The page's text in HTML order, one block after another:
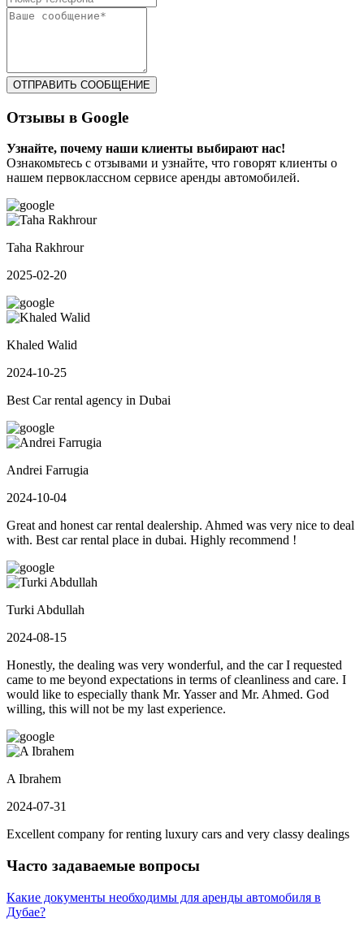
ОТПРАВИТЬ СООБЩЕНИЕ
Отзывы в Google
Узнайте, почему наши клиенты выбирают нас!
Ознакомьтесь с отзывами и узнайте, что говорят клиенты о
нашем первоклассном сервисе аренды автомобилей.
Taha Rakhrour
2025-02-20
Khaled Walid
2024-10-25
Best Car rental agency in Dubai
Andrei Farrugia
2024-10-04
Great and honest car rental dealership. Ahmed was very nice to deal
with. Best car rental place in dubai. Highly recommend !
Turki Abdullah
2024-08-15
Honestly, the dealing was very wonderful, and the car I requested
came to me beyond expectations in terms of cleanliness and care. I
would like to especially thank Mr. Yasser and Mr. Ahmed. God
willing, this will not be my last experience.
A Ibrahem
2024-07-31
Excellent company for renting luxury cars and very classy dealings
Часто задаваемые вопросы
Какие документы необходимы для аренды автомобиля в
Дубае?